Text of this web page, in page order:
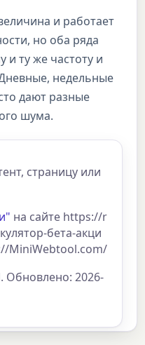
и работает
но оба ряда
и ту же частоту и
недельные
дают разные
шума.
страницу или
на сайте https://r
бета-акци
MiniWebtool.com/
Обновлено: 2026-